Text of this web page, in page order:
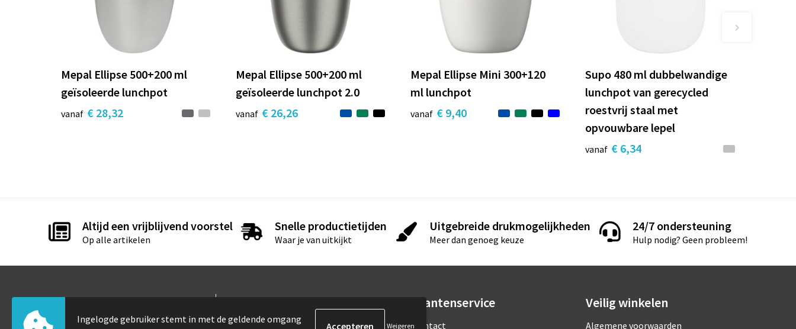
Mepal Ellipse 500+200 ml
geïsoleerde lunchpot
vanaf € 28,32
Mepal Ellipse 500+200 ml
geïsoleerde lunchpot 2.0
vanaf € 26,26
Mepal Ellipse Mini 300+120
ml lunchpot
vanaf € 9,40
Supo 480 ml dubbelwandige
lunchpot van gerecycled
roestvrij staal met
opvouwbare lepel
vanaf € 6,34
Altijd een vrijblijvend voorstel
Op alle artikelen
Snelle productietijden
Waar je van uitkijkt
Uitgebreide drukmogelijkheden
Meer dan genoeg keuze
24/7 ondersteuning
Hulp nodig? Geen probleem!
Contact
Elfde-julistraat 105
Informatie
Over ons
Klantenservice
Contact
Veilig winkelen
Algemene voorwaarden
Ingelogde gebruiker stemt in met de geldende omgang
Weigeren